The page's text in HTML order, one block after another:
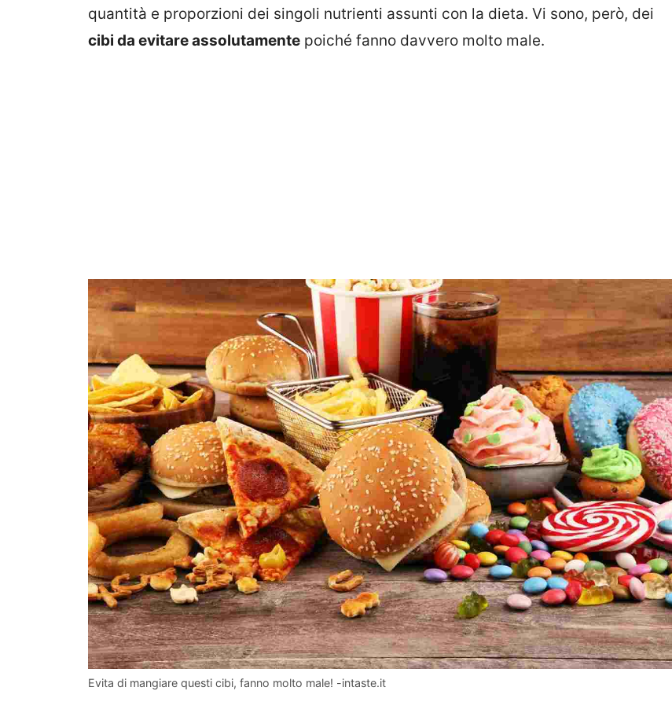
quantità e proporzioni dei singoli nutrienti assunti con la dieta. Vi sono, però, dei
cibi da evitare assolutamente poiché fanno davvero molto male.
Evita di mangiare questi cibi, fanno molto male! -intaste.it